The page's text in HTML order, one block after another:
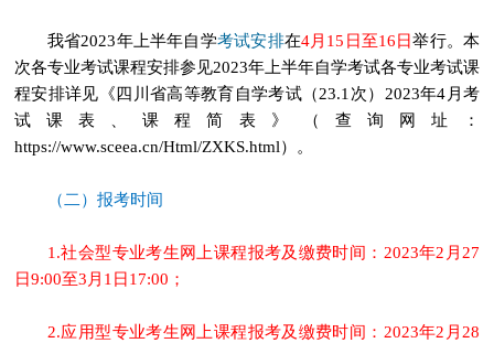
我省2023年上半年自学考试安排在4月15日至16日举行。本
次各专业考试课程安排参见2023年上半年自学考试各专业考试课
程安排详见《四川省高等教育自学考试（23.1次）2023年4月考
试课表、课程简表》（查询网址：
https://www.sceea.cn/Html/ZXKS.html）。
（二）报考时间
1.社会型专业考生网上课程报考及缴费时间：2023年2月27
日9:00至3月1日17:00；
2.应用型专业考生网上课程报考及缴费时间：2023年2月28